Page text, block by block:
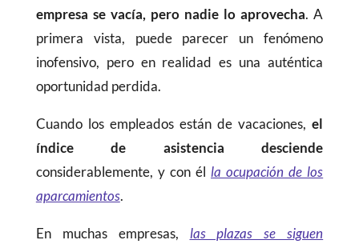
empresa se vacía, pero nadie lo aprovecha. A
primera vista, puede parecer un fenómeno
inofensivo, pero en realidad es una auténtica
oportunidad perdida.
Cuando los empleados están de vacaciones, el
índice de asistencia desciende
considerablemente, y con él la ocupación de los
aparcamientos.
En muchas empresas, las plazas se siguen